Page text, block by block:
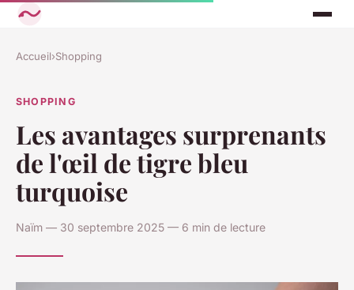
Accueil›Shopping
SHOPPING
Les avantages surprenants
de l'œil de tigre bleu
turquoise
Naïm — 30 septembre 2025 — 6 min de lecture